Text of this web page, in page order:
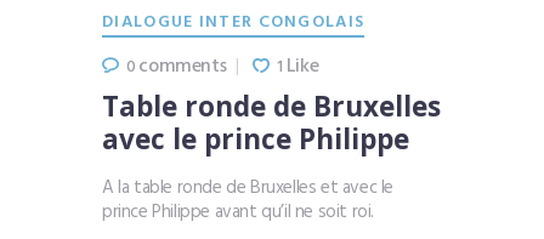
DIALOGUE INTER CONGOLAIS
0comments 1 Like
Table ronde de Bruxelles
avec le prince Philippe
A la table ronde de Bruxelles et avec le
prince Philippe avant qu’il ne soit roi.